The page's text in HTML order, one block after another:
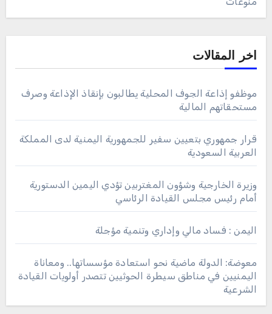
اخر المقالات
موظفو إذاعة الجوف المحلية يطالبون بإنقاذ الإذاعة وصرف
مستحقاتهم المالية
قرار جمهوري بتعيين سفير للجمهورية اليمنية لدى المملكة
العربية السعودية
وزيرة الخارجية وشؤون المغتربين تؤدي اليمين الدستورية
أمام رئيس مجلس القيادة الرئاسي
اليمن : فساد مالي وإداري وتنمية مؤجلة
معوضة: الدولة ماضية نحو استعادة مؤسساتها.. ومعاناة
اليمنيين في مناطق سيطرة الحوثيين تتصدر أولويات القيادة
الشرعية